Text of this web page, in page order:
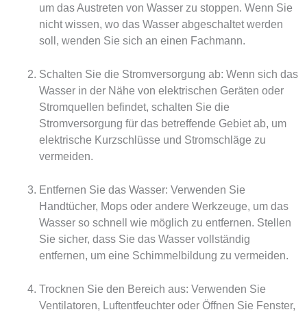
um das Austreten von Wasser zu stoppen. Wenn Sie
nicht wissen, wo das Wasser abgeschaltet werden
soll, wenden Sie sich an einen Fachmann.
Schalten Sie die Stromversorgung ab: Wenn sich das
Wasser in der Nähe von elektrischen Geräten oder
Stromquellen befindet, schalten Sie die
Stromversorgung für das betreffende Gebiet ab, um
elektrische Kurzschlüsse und Stromschläge zu
vermeiden.
Entfernen Sie das Wasser: Verwenden Sie
Handtücher, Mops oder andere Werkzeuge, um das
Wasser so schnell wie möglich zu entfernen. Stellen
Sie sicher, dass Sie das Wasser vollständig
entfernen, um eine Schimmelbildung zu vermeiden.
Trocknen Sie den Bereich aus: Verwenden Sie
Ventilatoren, Luftentfeuchter oder Öffnen Sie Fenster,